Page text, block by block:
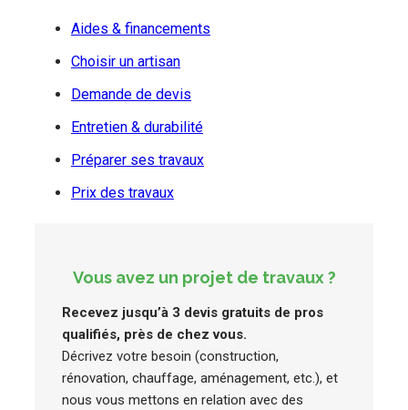
Aides & financements
Choisir un artisan
Demande de devis
Entretien & durabilité
Préparer ses travaux
Prix des travaux
Vous avez un projet de travaux ?
Recevez jusqu’à 3 devis gratuits de pros
qualifiés, près de chez vous.
Décrivez votre besoin (construction,
rénovation, chauffage, aménagement, etc.), et
nous vous mettons en relation avec des